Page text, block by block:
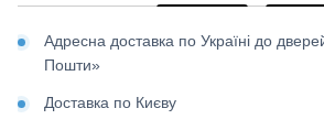
Адресна доставка по Україні до
Пошти»
Доставка по Києву